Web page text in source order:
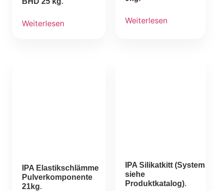
Weiterlesen Weiterlesen
IPA Elastikschlämme
Pulverkomponente
21kg
IPA Silikatkitt (System
siehe
Produktkatalog)